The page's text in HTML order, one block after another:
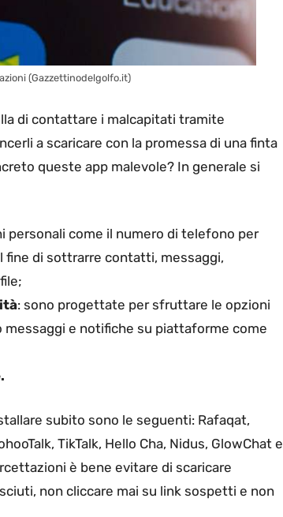
(Gazzettinodelgolfo.it)
di contattare i malcapitati tramite
a scaricare con la promessa di una finta
queste app malevole? In generale si
personali come il numero di telefono per
fine di sottrarre contatti, messaggi,
: sono progettate per sfruttare le opzioni
e notifiche su piattaforme come
subito sono le seguenti: Rafaqat,
TikTalk, Hello Cha, Nidus, GlowChat e
è bene evitare di scaricare
non cliccare mai su link sospetti e non